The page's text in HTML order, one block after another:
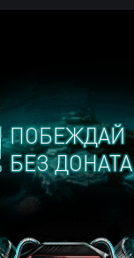
ПОБЕЖДАЙ
БЕЗ ДОНАТА